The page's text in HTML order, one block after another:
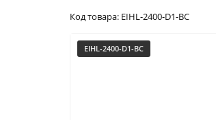
Код товара: EIHL-2400-D1-BC
EIHL-2400-D1-BC